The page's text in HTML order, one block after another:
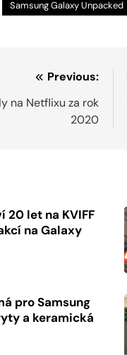
Samsung Galaxy Unpacked
Previous:
na Netflixu za rok
2020
20 let na KVIFF
na Galaxy
pro Samsung
a keramická